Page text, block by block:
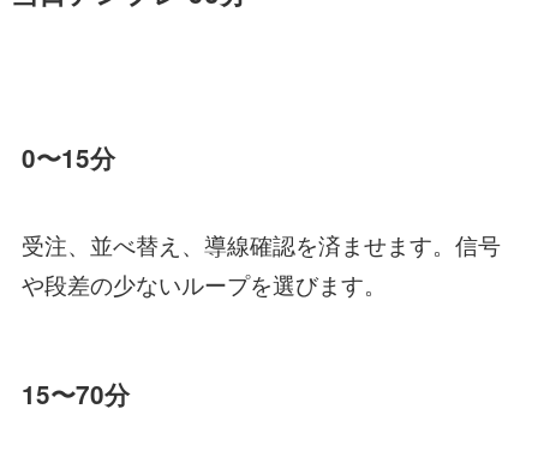
0〜15分
受注、並べ替え、導線確認を済ませます。信号
や段差の少ないループを選びます。
15〜70分